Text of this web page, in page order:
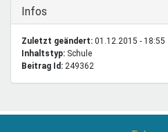
Ausblenden
Infos
Zuletzt geändert: 01.12.2015 - 18:55
Inhaltstyp:
schule
Beitrag Id: 249362